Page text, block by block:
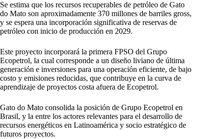
Se estima que los recursos recuperables de petróleo de Gato
do Mato son aproximadamente 370 millones de barriles gross,
y se espera una incorporación significativa de reservas de
petróleo con inicio de producción en 2029.
Este proyecto incorporará la primera FPSO del Grupo
Ecopetrol, la cual corresponde a un diseño liviano de última
generación e inversiones para una operación eficiente, de bajo
costo y emisiones reducidas, que contribuye en la curva de
aprendizaje de proyectos costa afuera de Ecopetrol.
Gato do Mato consolida la posición de Grupo Ecopetrol en
Brasil, y la entre los actores relevantes para el desarrollo de
recursos energéticos en Latinoamérica y socio estratégico de
futuros proyectos.